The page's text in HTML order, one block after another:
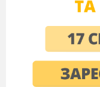
Пояснення
На минулих
редактором пре